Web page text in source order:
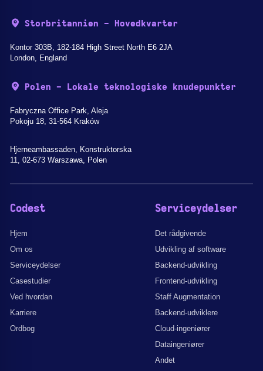
Storbritannien - Hovedkvarter
Kontor 303B, 182-184 High Street North E6 2JA
London, England
Polen - Lokale teknologiske knudepunkter
Fabryczna Office Park, Aleja
Pokoju 18, 31-564 Kraków
Hjerneambassaden, Konstruktorska
11, 02-673 Warszawa, Polen
Codest
Hjem
Om os
Serviceydelser
Casestudier
Ved hvordan
Karriere
Ordbog
Serviceydelser
Det rådgivende
Udvikling af software
Backend-udvikling
Frontend-udvikling
Staff Augmentation
Backend-udviklere
Cloud-ingeniører
Dataingeniører
Andet